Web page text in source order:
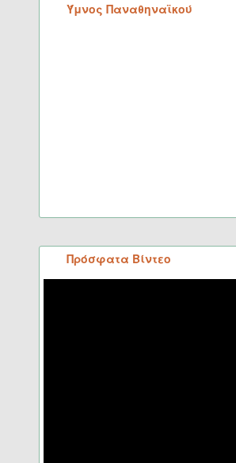
Ύμνος Παναθηναϊκού
Πρόσφατα Βίντεο